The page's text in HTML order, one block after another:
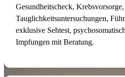
Gesundheitscheck, Krebsvorsorge,
Tauglichkeitsuntersuchungen,
exklusive Sehtest,
Impfungen mit Beratung.